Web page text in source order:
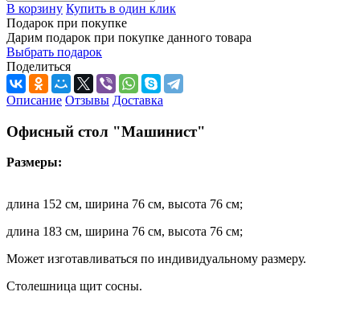
В корзину Купить в один клик
Подарок при покупке
Дарим подарок при покупке данного товара
Выбрать подарок
Поделиться
Описание Отзывы Доставка
Офисный стол "Машинист"
Размеры:
длина 152 см, ширина 76 см, высота 76 см;
длина 183 см, ширина 76 см, высота 76 см;
Может изготавливаться по индивидуальному размеру.
Столешница щит сосны.